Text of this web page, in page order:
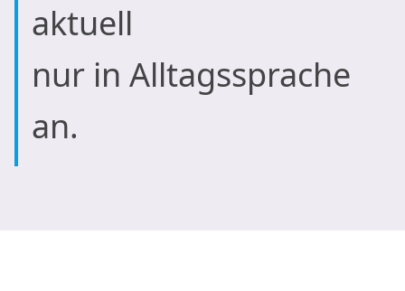
aktuell
nur in Alltagssprache
an.